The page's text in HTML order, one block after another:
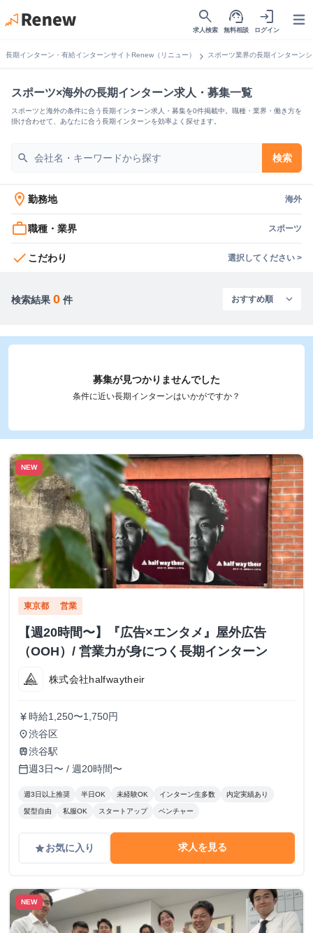
search
求人検索
support_agent
無料相談
login
ログイン
長期インターン・有給インターンサイトRenew（リニュー） chevron_right スポーツ業界の長期インターン
スポーツ×海外の長期インターン求人・募集一覧
スポーツと海外の条件に合う長期インターン求人・募集を0件掲載中。職種・業界・働き方を
掛け合わせて、あなたに合う長期インターンを効率よく探せます。
search 検索
location_on 勤務地 海外
work_outline職種・業界 スポーツ
check こだわり 選択してください >
検索結果 0 件
募集が見つかりませんでした
条件に近い長期インターンはいかがですか？
NEW
東京都 営業
【週20時間〜】『広告×エンタメ』屋外広告
（OOH）/ 営業力が身につく長期インターン
株式会社halfwaytheir
currency_yen 時給1,250〜1,750円
place渋谷区
train渋谷駅
calendar_today週3日〜 / 週20時間〜
週3日以上推奨 半日OK 未経験OK インターン生多数 内定実績あり
髪型自由 私服OK スタートアップ ベンチャー
gradeお気に入り 求人を見る
NEW